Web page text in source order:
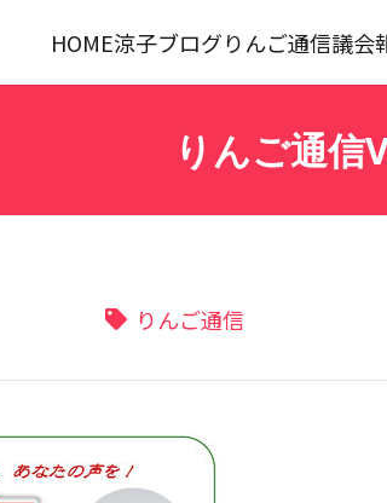
HOME涼子ブログりんご通信議会
りんご通信
りんご通信